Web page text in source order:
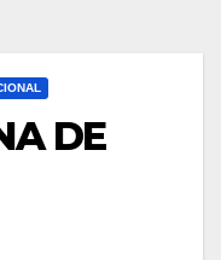
DE